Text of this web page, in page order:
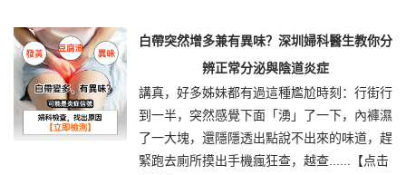
白帶突然增多兼有異味？深圳婦科醫生教你分
辨正常分泌與陰道炎症
講真，好多姊妹都有過這種尷尬時刻：行街行
到一半，突然感覺下面「湧」了一下，內褲濕
了一大塊，還隱隱透出點說不出來的味道，趕
緊跑去廁所摸出手機瘋狂查，越查......
【点击